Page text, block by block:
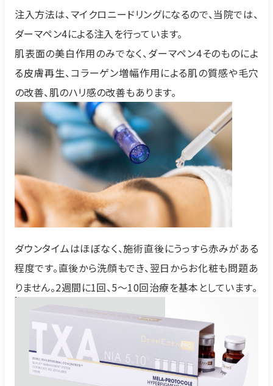
注入方法は、マイクロニードリングになるので、当院では、
ダーマペン4による注入を行っています。
肌表面の美白作用のみでなく、ダーマペン4そのものによ
る皮膚再生、コラーゲン増幅作用による肌の質感や毛穴
の改善、肌のハリ感の改善もあります。
ダウンタイムはほぼなく、施術直後にうっすら赤みがある
程度です。直後から洗顔もでき、翌日からお化粧も問題あ
りません。2週間に1回、5～10回治療を基本としています。